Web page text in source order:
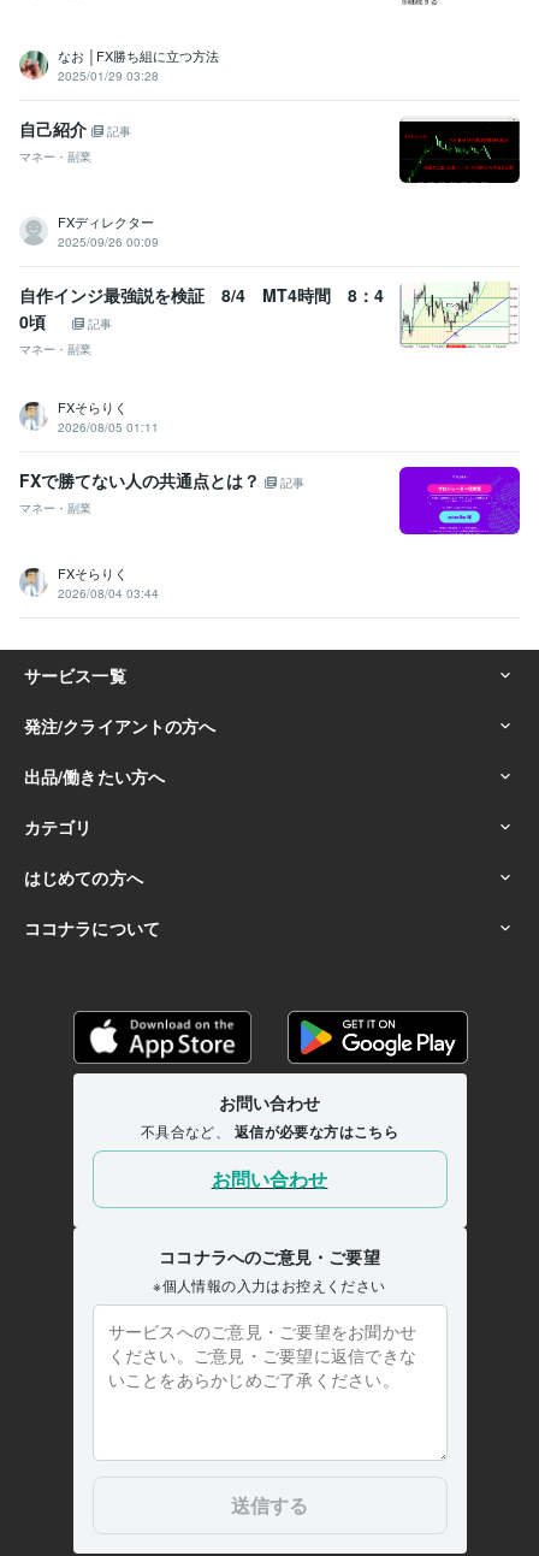
なお │FX勝ち組に立つ方法
2025/01/29 03:28
自己紹介
記事
マネー・副業
FXディレクター
2025/09/26 00:09
自作インジ最強説を検証 8/4 MT4時間 8：4
0頃
記事
マネー・副業
FXそらりく
2026/08/05 01:11
FXで勝てない人の共通点とは？
記事
マネー・副業
FXそらりく
2026/08/04 03:44